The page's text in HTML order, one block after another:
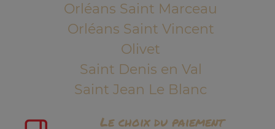
Orléans Saint Marceau
Orléans Saint Vincent
Olivet
Saint Denis en Val
Saint Jean Le Blanc
Le choix du paiement